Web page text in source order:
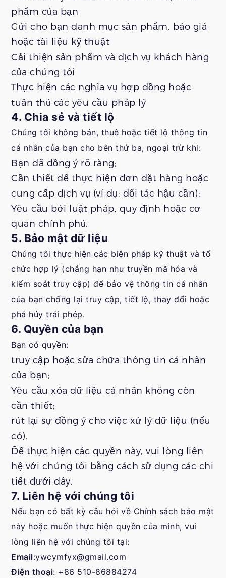
phẩm của bạn
Gửi cho bạn danh mục sản phẩm, báo giá
hoặc tài liệu kỹ thuật
Cải thiện sản phẩm và dịch vụ khách hàng
của chúng tôi
Thực hiện các nghĩa vụ hợp đồng hoặc
tuân thủ các yêu cầu pháp lý
4. Chia sẻ và tiết lộ
Chúng tôi không bán, thuê hoặc tiết lộ thông tin
cá nhân của bạn cho bên thứ ba, ngoại trừ khi:
Bạn đã đồng ý rõ ràng;
Cần thiết để thực hiện đơn đặt hàng hoặc
cung cấp dịch vụ (ví dụ: đối tác hậu cần);
Yêu cầu bởi luật pháp, quy định hoặc cơ
quan chính phủ.
5. Bảo mật dữ liệu
Chúng tôi thực hiện các biện pháp kỹ thuật và tổ
chức hợp lý (chẳng hạn như truyền mã hóa và
kiểm soát truy cập) để bảo vệ thông tin cá nhân
của bạn chống lại truy cập, tiết lộ, thay đổi hoặc
phá hủy trái phép.
6. Quyền của bạn
Bạn có quyền:
truy cập hoặc sửa chữa thông tin cá nhân
của bạn;
Yêu cầu xóa dữ liệu cá nhân không còn
cần thiết;
rút lại sự đồng ý cho việc xử lý dữ liệu (nếu
có).
Để thực hiện các quyền này, vui lòng liên
hệ với chúng tôi bằng cách sử dụng các chi
tiết dưới đây.
7. Liên hệ với chúng tôi
Nếu bạn có bất kỳ câu hỏi về Chính sách bảo mật
này hoặc muốn thực hiện quyền của mình, vui
lòng liên hệ với chúng tôi tại:
Email:ywcymfyx@gmail.com
Điện thoại: +86 510-86884274